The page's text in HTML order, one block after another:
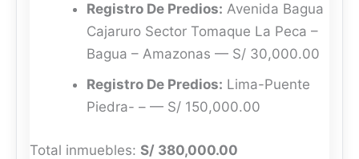
Registro De Predios: Avenida Bagua
Cajaruro Sector Tomaque La Peca –
Bagua – Amazonas — S/ 30,000.00
Registro De Predios: Lima-Puente
Piedra- – — S/ 150,000.00
Total inmuebles: S/ 380,000.00